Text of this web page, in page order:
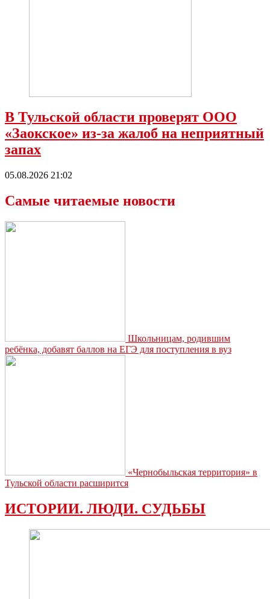
В Тульской области проверят ООО
«Заокское» из-за жалоб на неприятный
запах
05.08.2026 21:02
Самые читаемые новости
Школьницам, родившим
ребёнка, добавят баллов на ЕГЭ для поступления в вуз
«Чернобыльская территория» в
Тульской области расширится
ИСТОРИИ. ЛЮДИ. СУДЬБЫ